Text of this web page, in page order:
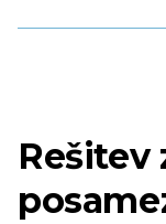
Rešitev